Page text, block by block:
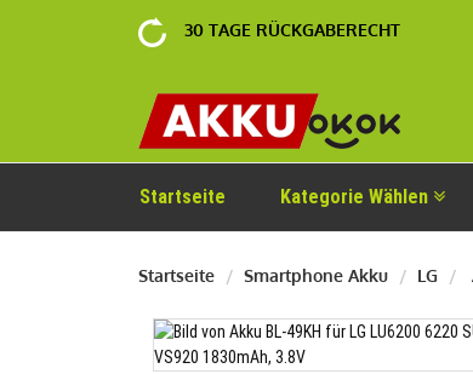
30 TAGE RÜCKGABERECHT
Startseite Kategorie Wählen
Startseite Smartphone Akku LG